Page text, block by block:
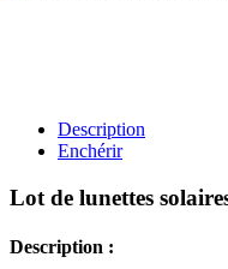
Description
Enchérir
Lot de lunettes
Description :